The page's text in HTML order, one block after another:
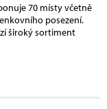
70 místy včetně
posezení.
široký sortiment